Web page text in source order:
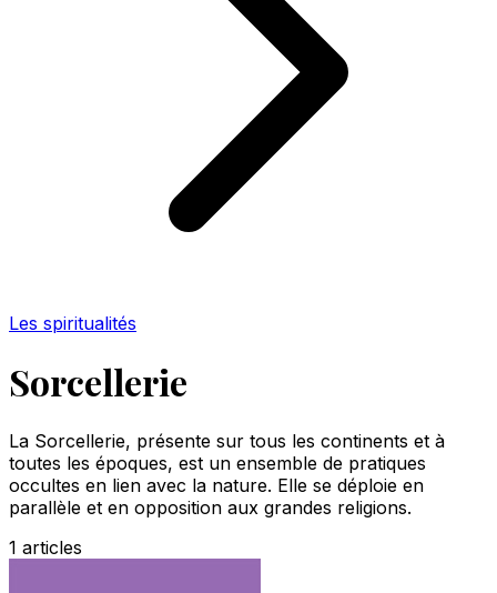
Les spiritualités
Sorcellerie
La Sorcellerie, présente sur tous les continents et à
toutes les époques, est un ensemble de pratiques
occultes en lien avec la nature. Elle se déploie en
parallèle et en opposition aux grandes religions.
1 articles